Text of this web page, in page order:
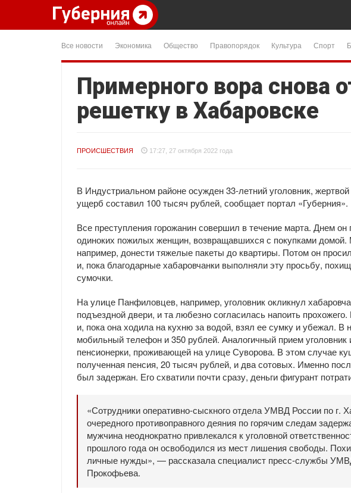
Все новости Экономика Общество Правопорядок Культура Спорт
Примерного вора снова
решетку в Хабаровске
ПРОИСШЕСТВИЯ 17:27, 27 октября 2022 года
В Индустриальном районе осужден 33-летний уголовник,
ущерб составил 100 тысяч рублей, сообщает портал «Губерния».
Все преступления горожанин совершил в течение марта. Днем
одиноких пожилых женщин, возвращавшихся с покупками
например, донести тяжелые пакеты до квартиры. Потом он
и, пока благодарные хабаровчанки выполняли эту просьбу,
сумочки.
На улице Панфиловцев, например, уголовник окликнул
подъездной двери, и та любезно согласилась напоить
и, пока она ходила на кухню за водой, взял ее сумку и убежал. В
мобильный телефон и 350 рублей. Аналогичный прием
пенсионерки, проживающей на улице Суворова. В этом случае
полученная пенсия, 20 тысяч рублей, и два сотовых. Именно
был задержан. Его схватили почти сразу, деньги фигурант
«Сотрудники оперативно-сыскного отдела УМВД России по г.
очередного противоправного деяния по горячим следам
мужчина неоднократно привлекался к уголовной
прошлого года он освободился из мест лишения свободы.
личные нужды», — рассказала специалист пресс-службы
Прокофьева.